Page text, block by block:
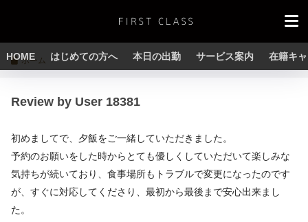
HOME はじめての方へ 本日の出勤 サービス案内 在籍キ
ホーム
Review by User 18381
初めましてで、夕飯をご一緒していただきました。
予約のお願いをした時からとても優しくしていただいて楽しみな
気持ちが続いており、食事場所もトラブルで変更になったのです
が、すぐに対応してくださり、最初から最後まで安心出来まし
た。